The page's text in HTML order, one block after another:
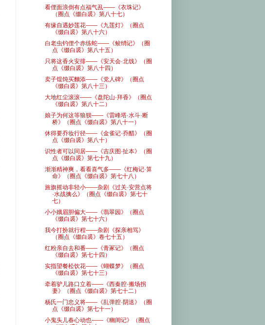
看俚面浪倒有点福气厾——《衣珠记》
（圈点《缀白裘》第八十七）
有缘自遇妙莲花——《九莲灯》（圈点
《缀白裘》第八十六）
白老虫钓俚个赤练蛇——《鲛绡记》（圈
点《缀白裘》第八十五）
只将这香火安排——《安天会·北饯》（圈
点《缀白裘》第八十四）
卖子馄饨买麵添——《党人碑》（圈点
《缀白裘》第八十三）
大地红尘滚滚——《盘陀山·拜香》（圈点
《缀白裘》第八十二）
娘子为何这等狼狈——《雷峰塔·水斗·断
桥》（圈点《缀白裘》第八十一）
休得要乔妆行径——《金雀记·乔醋》（圈
点《缀白裘》第八十）
识性者可以同居——《吉庆图·扯本》（圈
点《缀白裘》第七十九）
渐渐精神爽，看看喜气多——《红梅记·算
命》（圈点《缀白裘》第七十八）
旌旗摇动非轻小——杂剧《过关·安营点将
·水战擒么》（圈点《缀白裘》第七十
七）
小小娥眉胆偏大——《翡翠园》（圈点
《缀白裘》第七十六）
我今打扮就行程——杂剧《探亲相骂》
（圈点《缀白裘》卷七十五）
红粉亲自去和番——《青冢记》（圈点
《缀白裘》第七十四）
实指望餐松饮花——《蝴蝶梦》（圈点
《缀白裘》第七十三）
牵着驴儿路口立着——《西秦腔·搬场拐
妻》（圈点《缀白裘》第七十二）
杨氏一门忠义将——《乱弹腔·阴送》（圈
点《缀白裘》第七十一）
小鬼头儿春心动也——《幽闺记》（圈点